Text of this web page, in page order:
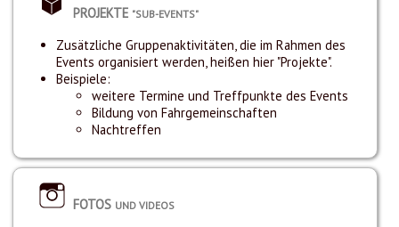
PROJEKTE "SUB-EVENTS"
Zusätzliche Gruppenaktivitäten, die im Rahmen des
Events organisiert werden, heißen hier "Projekte".
Beispiele:
weitere Termine und Treffpunkte des Events
Bildung von Fahrgemeinschaften
Nachtreffen
FOTOS UND VIDEOS